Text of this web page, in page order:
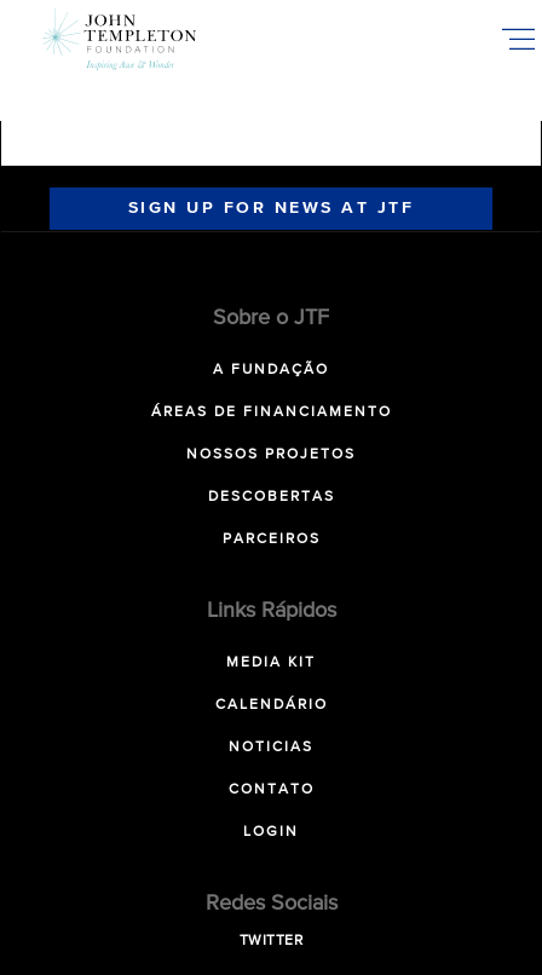
SIGN UP FOR NEWS AT JTF
Sobre o JTF
A FUNDAÇÃO
ÁREAS DE FINANCIAMENTO
NOSSOS PROJETOS
DESCOBERTAS
PARCEIROS
Links Rápidos
MEDIA KIT
CALENDÁRIO
NOTICIAS
CONTATO
LOGIN
Redes Sociais
TWITTER